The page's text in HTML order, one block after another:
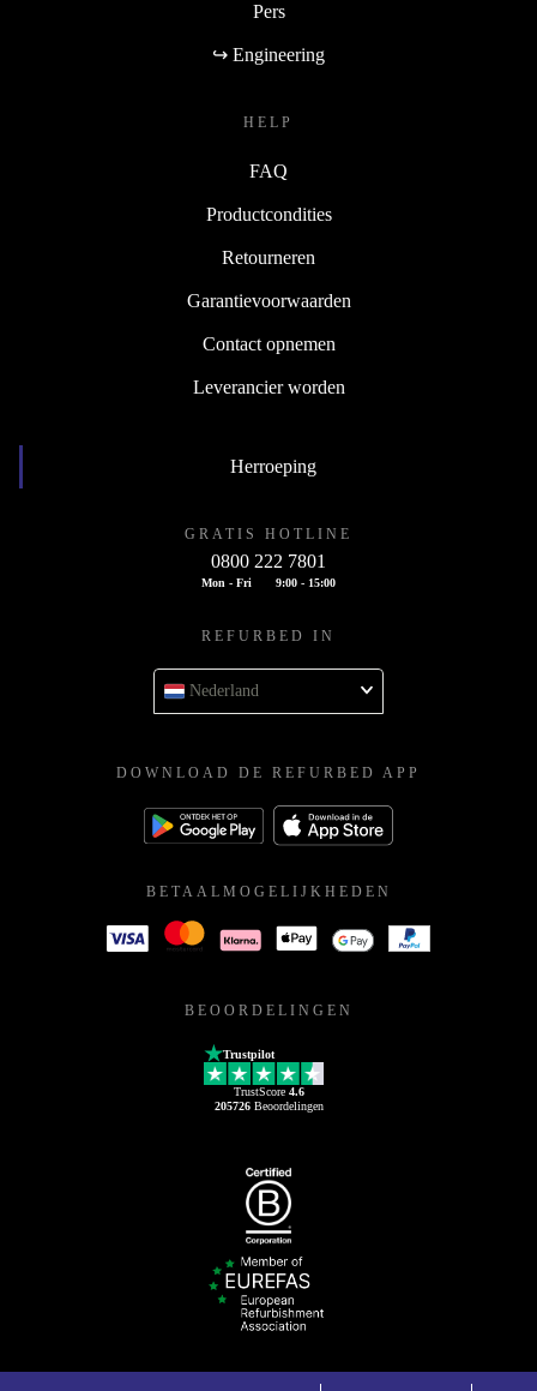
Pers
↪ Engineering
HELP
FAQ
Productcondities
Retourneren
Garantievoorwaarden
Contact opnemen
Leverancier worden
Herroeping
GRATIS HOTLINE
0800 222 7801
Mon - Fri 9:00 - 15:00
REFURBED IN
Nederland
DOWNLOAD DE REFURBED APP
BETAALMOGELIJKHEDEN
BEOORDELINGEN
Trustpilot
TrustScore 4.6
205726Beoordelingen